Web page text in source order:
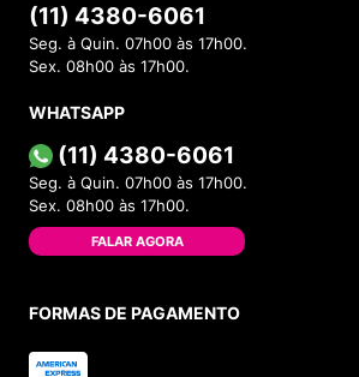
(11) 4380-6061
Seg. à Quin. 07h00 às 17h00.
Sex. 08h00 às 17h00.
WHATSAPP
(11) 4380-6061
Seg. à Quin. 07h00 às 17h00.
Sex. 08h00 às 17h00.
FALAR AGORA
FORMAS DE PAGAMENTO